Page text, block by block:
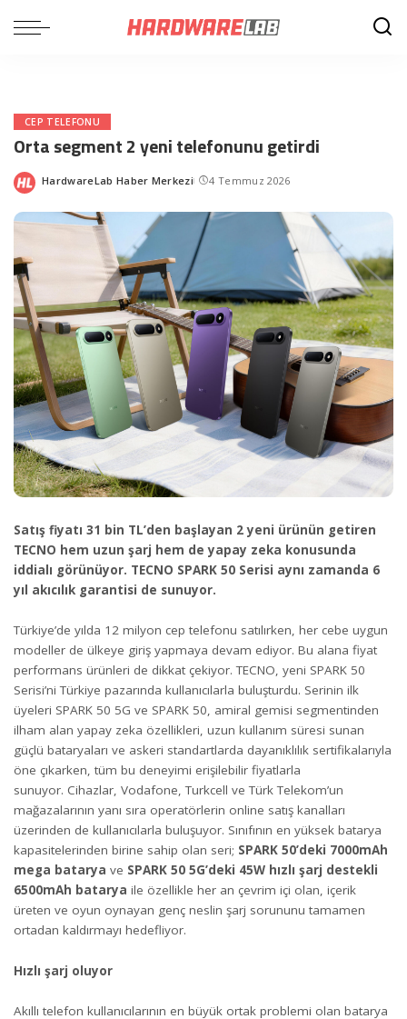
CEP TELEFONU
Orta segment 2 yeni telefonunu getirdi
Posted
HardwareLab Haber Merkezi 4 Temmuz 2026
Satış fiyatı 31 bin TL’den başlayan 2 yeni ürünün getiren
TECNO hem uzun şarj hem de yapay zeka konusunda
iddialı görünüyor. TECNO SPARK 50 Serisi aynı zamanda 6
yıl akıcılık garantisi de sunuyor.
Türkiye’de yılda 12 milyon cep telefonu satılırken, her cebe uygun
modeller de ülkeye giriş yapmaya devam ediyor. Bu alana fiyat
performans ürünleri de dikkat çekiyor. TECNO, yeni SPARK 50
Serisi’ni Türkiye pazarında kullanıcılarla buluşturdu. Serinin ilk
üyeleri SPARK 50 5G ve SPARK 50, amiral gemisi segmentinden
ilham alan yapay zeka özellikleri, uzun kullanım süresi sunan
güçlü bataryaları ve askeri standartlarda dayanıklılık sertifikalarıyla
öne çıkarken, tüm bu deneyimi erişilebilir fiyatlarla
sunuyor. Cihazlar, Vodafone, Turkcell ve Türk Telekom’un
mağazalarının yanı sıra operatörlerin online satış kanalları
üzerinden de kullanıcılarla buluşuyor. Sınıfının en yüksek batarya
kapasitelerinden birine sahip olan seri; SPARK 50’deki 7000mAh
mega batarya ve SPARK 50 5G’deki 45W hızlı şarj destekli
6500mAh batarya ile özellikle her an çevrim içi olan, içerik
üreten ve oyun oynayan genç neslin şarj sorununu tamamen
ortadan kaldırmayı hedefliyor.
Hızlı şarj oluyor
Akıllı telefon kullanıcılarının en büyük ortak problemi olan batarya